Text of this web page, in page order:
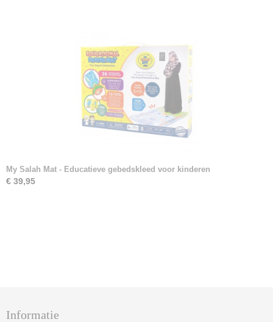
My Salah Mat - Educatieve gebedskleed voor kinderen
€ 39,95
Informatie